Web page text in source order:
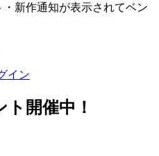
新作通知が表示されてベン
イン
開催中！